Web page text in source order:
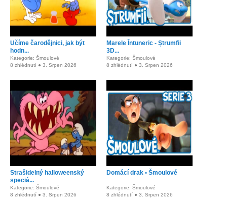
Učíme čarodějnici, jak být
hodn...
Kategorie: Šmoulové
8 zhlédnutí ● 3. Srpen 2026
Marele Întuneric - Ștrumfii
3D...
Kategorie: Šmoulové
8 zhlédnutí ● 3. Srpen 2026
Strašidelný halloweenský
speciá...
Kategorie: Šmoulové
8 zhlédnutí ● 3. Srpen 2026
Domácí drak • Šmoulové
Kategorie: Šmoulové
8 zhlédnutí ● 3. Srpen 2026